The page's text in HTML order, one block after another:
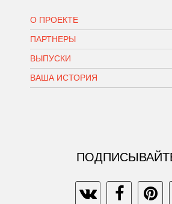
О ПРОЕКТЕ
ПАРТНЕРЫ
ВЫПУСКИ
ВАША ИСТОРИЯ